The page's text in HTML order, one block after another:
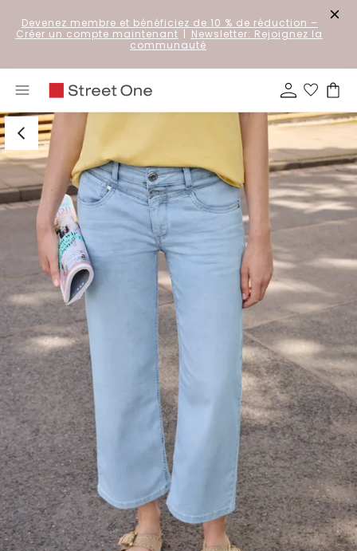
Devenez membre et bénéficiez de 10 % de réduction –
Créer un compte maintenant | Newsletter: Rejoignez la
communauté